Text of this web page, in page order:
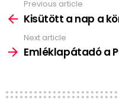
more
Previous article
Kisütött a nap a
Next article
Emléklapátadó a